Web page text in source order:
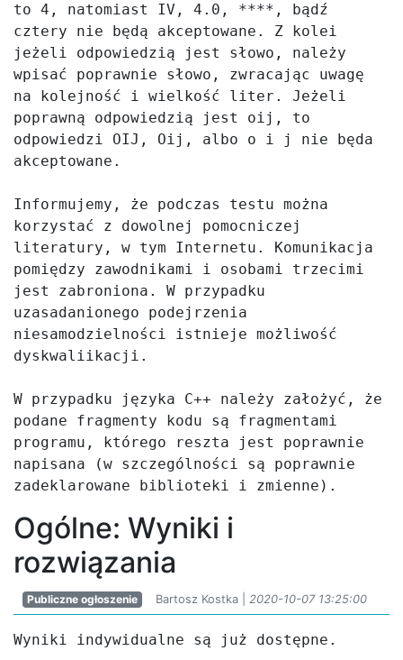
to 4, natomiast IV, 4.0, ****, bądź
cztery nie będą akceptowane. Z kolei
jeżeli odpowiedzią jest słowo, należy
wpisać poprawnie słowo, zwracając uwagę
na kolejność i wielkość liter. Jeżeli
poprawną odpowiedzią jest oij, to
odpowiedzi OIJ, Oij, albo o i j nie będa
akceptowane.
Informujemy, że podczas testu można
korzystać z dowolnej pomocniczej
literatury, w tym Internetu. Komunikacja
pomiędzy zawodnikami i osobami trzecimi
jest zabroniona. W przypadku
uzasadanionego podejrzenia
niesamodzielności istnieje możliwość
dyskwaliikacji.
W przypadku języka C++ należy założyć, że
podane fragmenty kodu są fragmentami
programu, którego reszta jest poprawnie
napisana (w szczególności są poprawnie
zadeklarowane biblioteki i zmienne).
Ogólne: Wyniki i
rozwiązania
Publiczne ogłoszenie Bartosz Kostka | 2020-10-07 13:25:00
Wyniki indywidualne są już dostępne.